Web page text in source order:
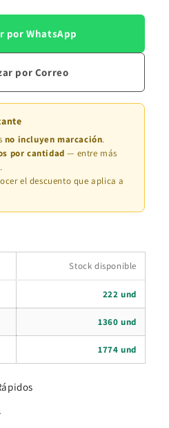
por WhatsApp
por Correo
no incluyen marcación.
por cantidad — entre más
el descuento que aplica a
Stock disponible
222 und
1360 und
1774 und